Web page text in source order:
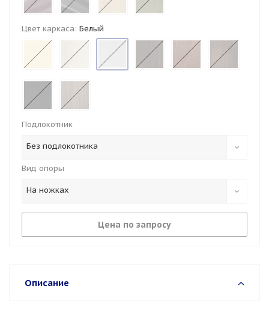
Цвет каркаса: Белый
Подлокотник
Без подлокотника
Вид опоры
На ножках
Цена по запросу
Описание